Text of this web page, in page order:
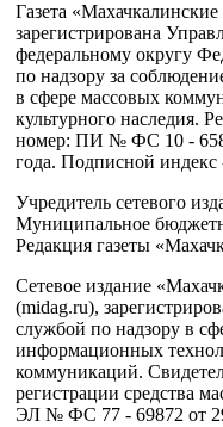
Газета «Махачкалинские
зарегистрирована
федеральному округу
по надзору за
в сфере массовых
культурного наследия.
номер: ПИ № ФС 10 -
года. Подписной
Учредитель сетевого
Муниципальное
Редакция газеты
Сетевое издание
(midag.ru),
службой по надзору в
информационных
коммуникаций.
регистрации средства
ЭЛ № ФС 77 - 69872 от